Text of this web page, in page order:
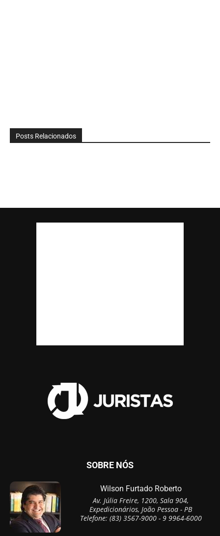
Posts Relacionados
SOBRE NÓS
Wilson Furtado Roberto
Av. Júlia Freire, 1200, Sala 904,
Expedicionários, João Pessoa - PB
Telefone: (83) 3567-9000 - 9 9964-6000